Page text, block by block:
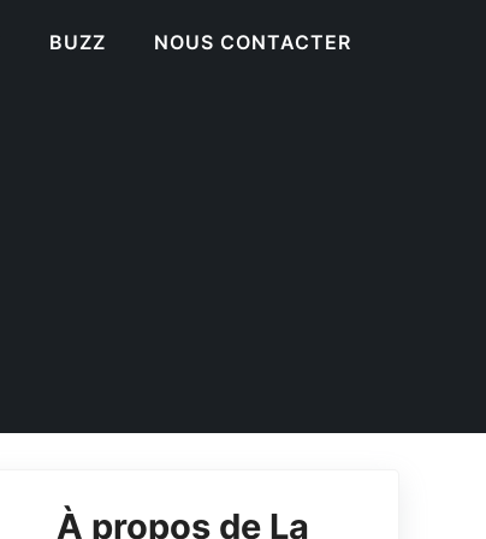
BUZZ NOUS CONTACTER
À propos de La